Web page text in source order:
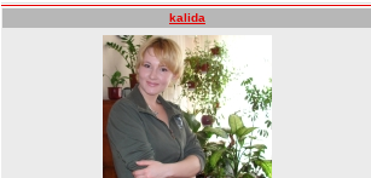
kalida